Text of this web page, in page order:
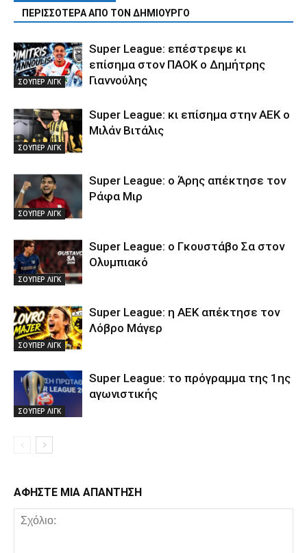
ΠΕΡΙΣΣΟΤΕΡΑ ΑΠΟ ΤΟΝ ΔΗΜΙΟΥΡΓΟ
ΣΟΥΠΕΡ ΛΙΓΚ
Super League: επέστρεψε κι
επίσημα στον ΠΑΟΚ ο Δημήτρης
Γιαννούλης
ΣΟΥΠΕΡ ΛΙΓΚ
Super League: κι επίσημα στην ΑΕΚ ο
Μιλάν Βιτάλις
ΣΟΥΠΕΡ ΛΙΓΚ
Super League: ο Άρης απέκτησε τον
Ράφα Μιρ
ΣΟΥΠΕΡ ΛΙΓΚ
Super League: ο Γκουστάβο Σα στον
Ολυμπιακό
ΣΟΥΠΕΡ ΛΙΓΚ
Super League: η ΑΕΚ απέκτησε τον
Λόβρο Μάγερ
ΣΟΥΠΕΡ ΛΙΓΚ
Super League: το πρόγραμμα της 1ης
αγωνιστικής
ΑΦΗΣΤΕ ΜΙΑ ΑΠΑΝΤΗΣΗ